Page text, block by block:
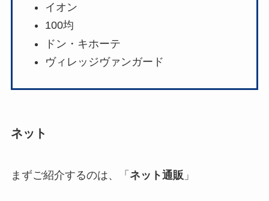
イオン
100均
ドン・キホーテ
ヴィレッジヴァンガード
ネット
まずご紹介するのは、「 ネット通販 」